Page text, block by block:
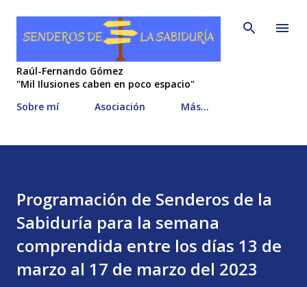
Ir al contenido principal
Raúl-Fernando Gómez
"Mil Ilusiones caben en poco espacio"
Sobre mí
Asociación Más…
Programación de Senderos de la
Sabiduría para la semana
comprendida entre los días 13 de
marzo al 17 de marzo del 2023